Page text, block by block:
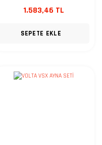
1.583,46 TL
SEPETE EKLE